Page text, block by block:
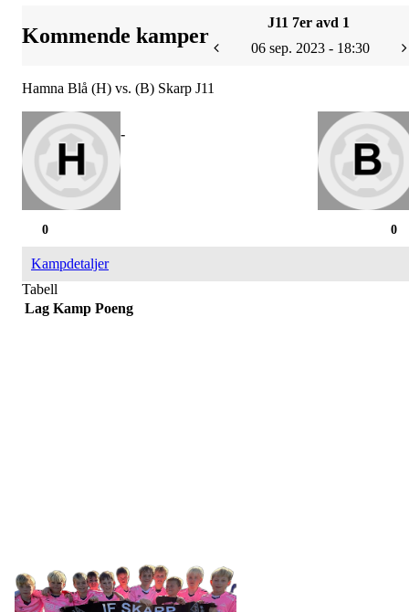
Kommende kamper
J11 7er avd 1
06 sep. 2023 - 18:30
Hamna Blå (H) vs. (B) Skarp J11
-
0
0
Kampdetaljer
Tabell
Lag Kamp Poeng